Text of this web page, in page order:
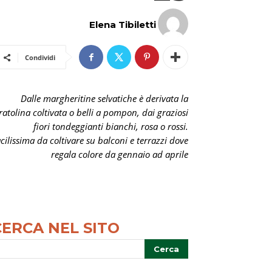
Elena Tibiletti
Condividi
Dalle margheritine selvatiche è derivata la
coltivata o belli a pompon, dai graziosi
fiori tondeggianti bianchi, rosa o rossi.
da coltivare su balconi e terrazzi dove
regala colore da gennaio ad aprile
NEL SITO